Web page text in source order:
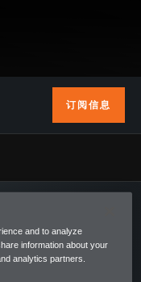
订阅信息
and to analyze
information about your
analytics partners.